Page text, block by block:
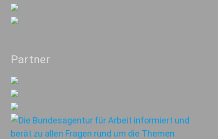
Partner